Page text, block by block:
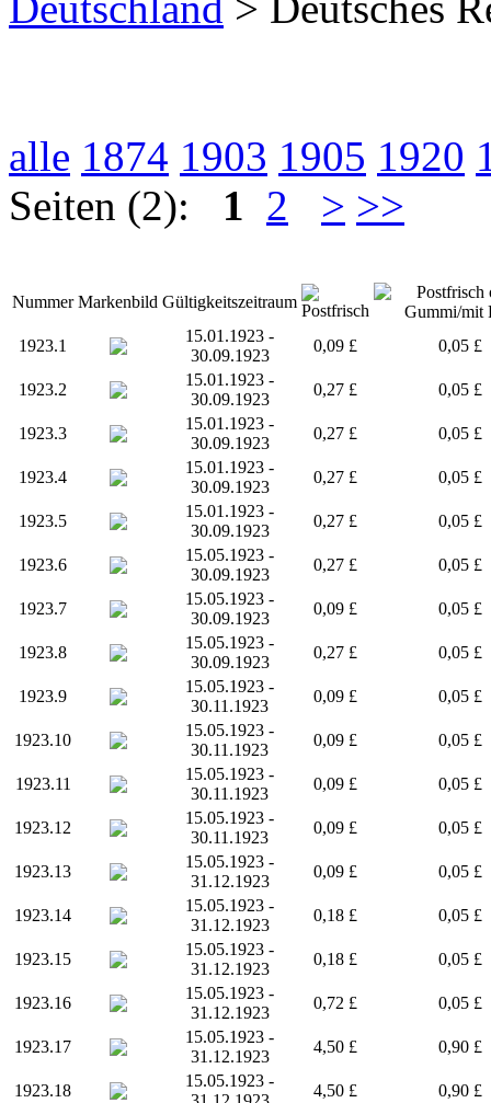
alle 1874 1903 1905 1920
Seiten (2): 1 2 > >>
Nummer Markenbild Gültigkeitszeitraum
1923.1
15.01.1923 -
30.09.1923
0,09 £ 0,05 £
1923.2
15.01.1923 -
30.09.1923
0,27 £ 0,05 £
1923.3
15.01.1923 -
30.09.1923
0,27 £ 0,05 £
1923.4
15.01.1923 -
30.09.1923
0,27 £ 0,05 £
1923.5
15.01.1923 -
30.09.1923
0,27 £ 0,05 £
1923.6
15.05.1923 -
30.09.1923
0,27 £ 0,05 £
1923.7
15.05.1923 -
30.09.1923
0,09 £ 0,05 £
1923.8
15.05.1923 -
30.09.1923
0,27 £ 0,05 £
1923.9
15.05.1923 -
30.11.1923
0,09 £ 0,05 £
1923.10
15.05.1923 -
30.11.1923
0,09 £ 0,05 £
1923.11
15.05.1923 -
30.11.1923
0,09 £ 0,05 £
1923.12
15.05.1923 -
30.11.1923
0,09 £ 0,05 £
1923.13
15.05.1923 -
31.12.1923
0,09 £ 0,05 £
1923.14
15.05.1923 -
31.12.1923
0,18 £ 0,05 £
1923.15
15.05.1923 -
31.12.1923
0,18 £ 0,05 £
1923.16
15.05.1923 -
31.12.1923
0,72 £ 0,05 £
1923.17
15.05.1923 -
31.12.1923
4,50 £ 0,90 £
1923.18
15.05.1923 -
4,50 £ 0,90 £